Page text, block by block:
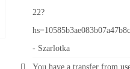
22?
- Szarlotka
You have a transfer from